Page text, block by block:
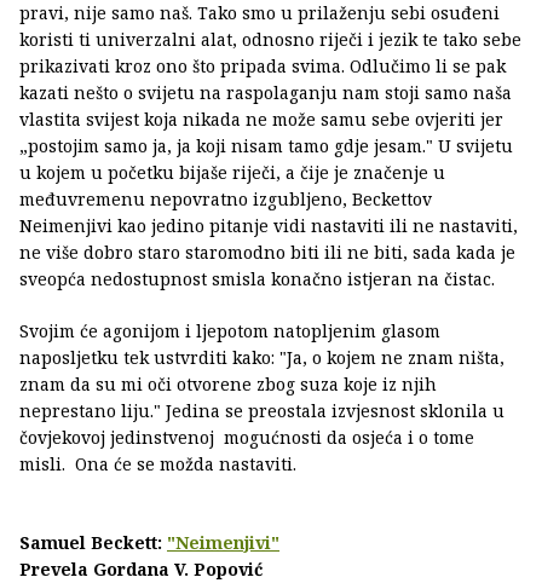
pravi, nije samo naš. Tako smo u prilaženju sebi osuđeni
koristi ti univerzalni alat, odnosno riječi i jezik te tako sebe
prikazivati kroz ono što pripada svima. Odlučimo li se pak
kazati nešto o svijetu na raspolaganju nam stoji samo naša
vlastita svijest koja nikada ne može samu sebe ovjeriti jer
„postojim samo ja, ja koji nisam tamo gdje jesam." U svijetu
u kojem u početku bijaše riječi, a čije je značenje u
međuvremenu nepovratno izgubljeno, Beckettov
Neimenjivi kao jedino pitanje vidi nastaviti ili ne nastaviti,
ne više dobro staro staromodno biti ili ne biti, sada kada je
sveopća nedostupnost smisla konačno istjeran na čistac.
Svojim će agonijom i ljepotom natopljenim glasom
naposljetku tek ustvrditi kako: "Ja, o kojem ne znam ništa,
znam da su mi oči otvorene zbog suza koje iz njih
neprestano liju." Jedina se preostala izvjesnost sklonila u
čovjekovoj jedinstvenoj mogućnosti da osjeća i o tome
misli. Ona će se možda nastaviti.
Samuel Beckett: "Neimenjivi"
Prevela Gordana V. Popović